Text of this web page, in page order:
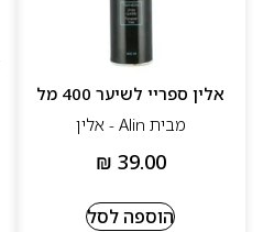
אלין ספריי לשיער 400 מל
מבית Alin - אלין
₪ 39.00
הוספה לסל